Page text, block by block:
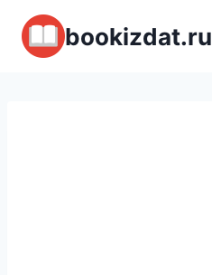
Перейти
содержимому
bookizdat.ru